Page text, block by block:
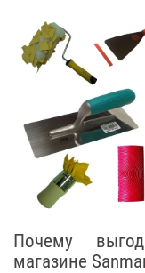
Почему
магазине